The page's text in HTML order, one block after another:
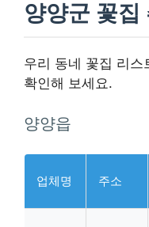
양양군 꽃집
우리 동네 꽃집 리스
확인해 보세요.
양양읍
업체명 주소